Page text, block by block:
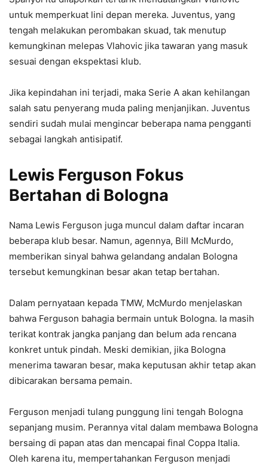
untuk memperkuat lini depan mereka. Juventus, yang
tengah melakukan perombakan skuad, tak menutup
kemungkinan melepas Vlahovic jika tawaran yang masuk
sesuai dengan ekspektasi klub.
Jika kepindahan ini terjadi, maka Serie A akan kehilangan
salah satu penyerang muda paling menjanjikan. Juventus
sendiri sudah mulai mengincar beberapa nama pengganti
sebagai langkah antisipatif.
Lewis Ferguson Fokus
Bertahan di Bologna
Nama Lewis Ferguson juga muncul dalam daftar incaran
beberapa klub besar. Namun, agennya, Bill McMurdo,
memberikan sinyal bahwa gelandang andalan Bologna
tersebut kemungkinan besar akan tetap bertahan.
Dalam pernyataan kepada TMW, McMurdo menjelaskan
bahwa Ferguson bahagia bermain untuk Bologna. Ia masih
terikat kontrak jangka panjang dan belum ada rencana
konkret untuk pindah. Meski demikian, jika Bologna
menerima tawaran besar, maka keputusan akhir tetap akan
dibicarakan bersama pemain.
Ferguson menjadi tulang punggung lini tengah Bologna
sepanjang musim. Perannya vital dalam membawa Bologna
bersaing di papan atas dan mencapai final Coppa Italia.
Oleh karena itu, mempertahankan Ferguson menjadi